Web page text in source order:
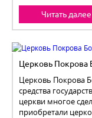
Читать далее
Церковь Покрова
Церковь Покрова
средства
церкви многое
приобретали